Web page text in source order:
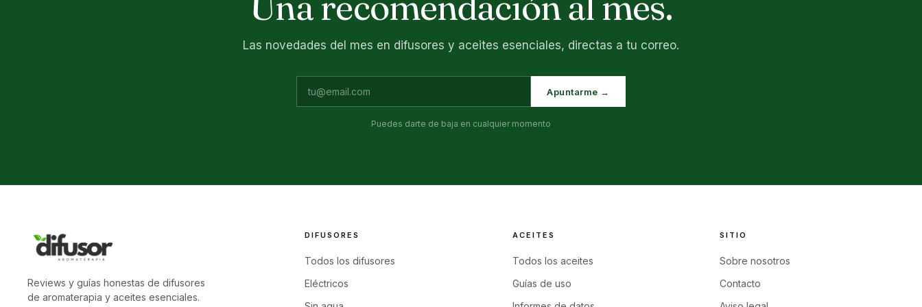
Las novedades del mes en difusores y aceites esenciales, directas a tu correo.
Apuntarme →
Puedes darte de baja en cualquier momento
Reviews y guías honestas de difusores
de aromaterapia y aceites esenciales.
DIFUSORES
Todos los difusores
Eléctricos
ACEITES
Todos los aceites
Guías de uso
SITIO
Sobre nosotros
Contacto